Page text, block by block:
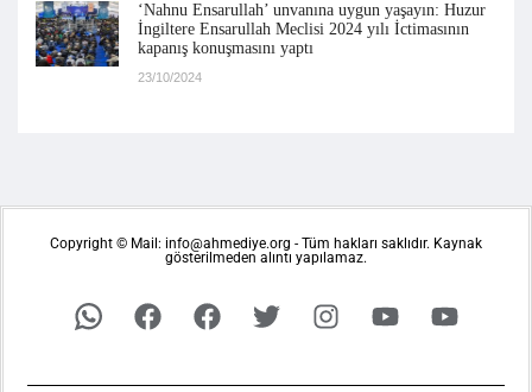
‘Nahnu Ensarullah’ unvanına uygun yaşayın: Huzur
İngiltere Ensarullah Meclisi 2024 yılı İctimasının
kapanış konuşmasını yaptı
23/10/2024
Copyright © Mail: info@ahmediye.org - Tüm hakları saklıdır. Kaynak
gösterilmeden alıntı yapılamaz.